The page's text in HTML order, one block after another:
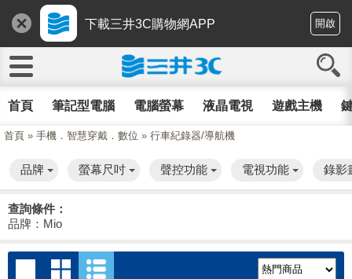
下載三井3C購物網APP 開啟
首頁 筆記型電腦 電腦螢幕 液晶電視 遊戲主機
首頁 » 手機．智慧穿戴．數位 » 行車紀錄器/導航機
品牌 螢幕尺吋 聲控功能 電視功能 錄影
查詢條件：
品牌：Mio